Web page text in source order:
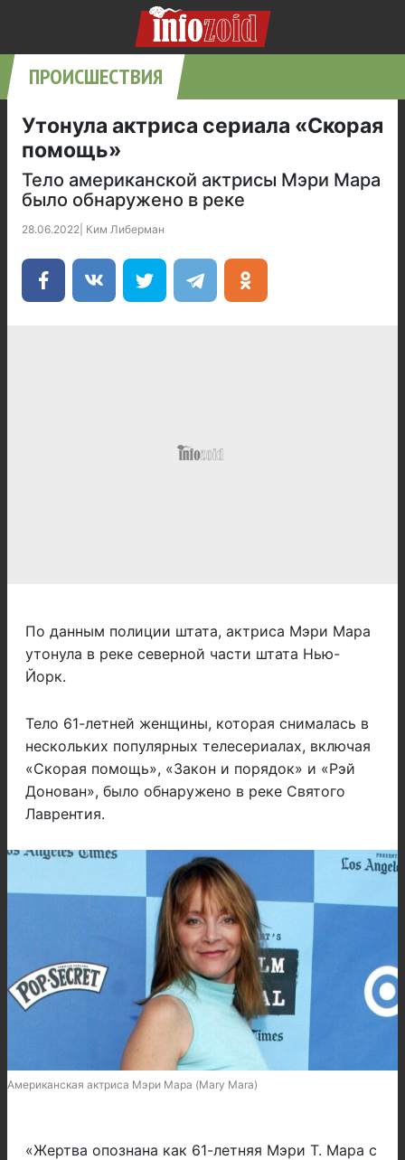
ПРОИСШЕСТВИЯ
Утонула актриса сериала «Скорая
помощь»
Тело американской актрисы Мэри Мара
было обнаружено в реке
28.06.2022 Ким Либерман
По данным полиции штата, актриса Мэри Мара
утонула в реке северной части штата Нью-
Йорк.
Тело 61-летней женщины, которая снималась в
нескольких популярных телесериалах, включая
«Скорая помощь», «Закон и порядок» и «Рэй
Донован», было обнаружено в реке Святого
Лаврентия.
Американская актриса Мэри Мара (Mary Mara)
«Жертва опознана как 61-летняя Мэри Т. Мара с